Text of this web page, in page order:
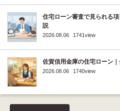
住宅ローン審査で見られる
説
2026.08.06 1741view
佐賀信用金庫の住宅ローン
2026.08.06 1740view